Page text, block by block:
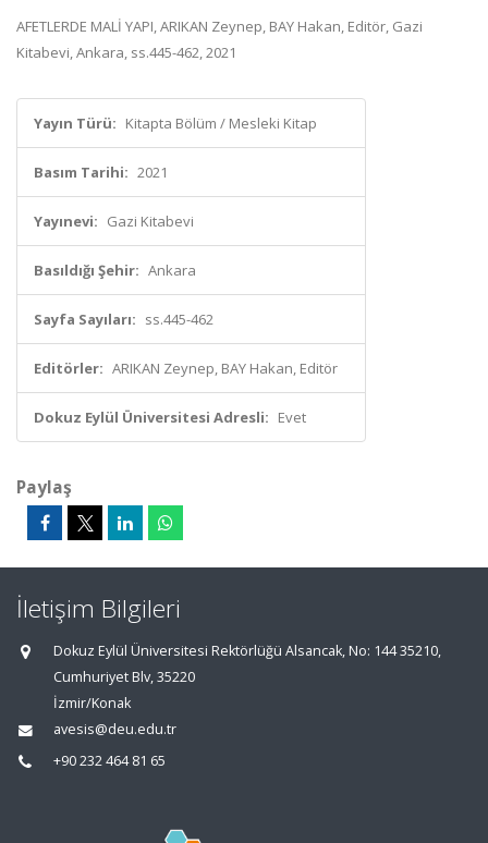
AFETLERDE MALİ YAPI, ARIKAN Zeynep, BAY Hakan, Editör, Gazi
Kitabevi, Ankara, ss.445-462, 2021
Yayın Türü: Kitapta Bölüm / Mesleki Kitap
Basım Tarihi: 2021
Yayınevi: Gazi Kitabevi
Basıldığı Şehir: Ankara
Sayfa Sayıları: ss.445-462
Editörler: ARIKAN Zeynep, BAY Hakan, Editör
Dokuz Eylül Üniversitesi Adresli: Evet
Paylaş
İletişim Bilgileri
Dokuz Eylül Üniversitesi Rektörlüğü Alsancak, No: 144 35210,
Cumhuriyet Blv, 35220
İzmir/Konak
avesis@deu.edu.tr
+90 232 464 81 65